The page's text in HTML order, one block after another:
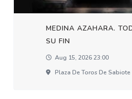
MEDINA AZAHARA.
SU FIN
Aug 15, 2026 23:00
Plaza De Toros De Sabiote